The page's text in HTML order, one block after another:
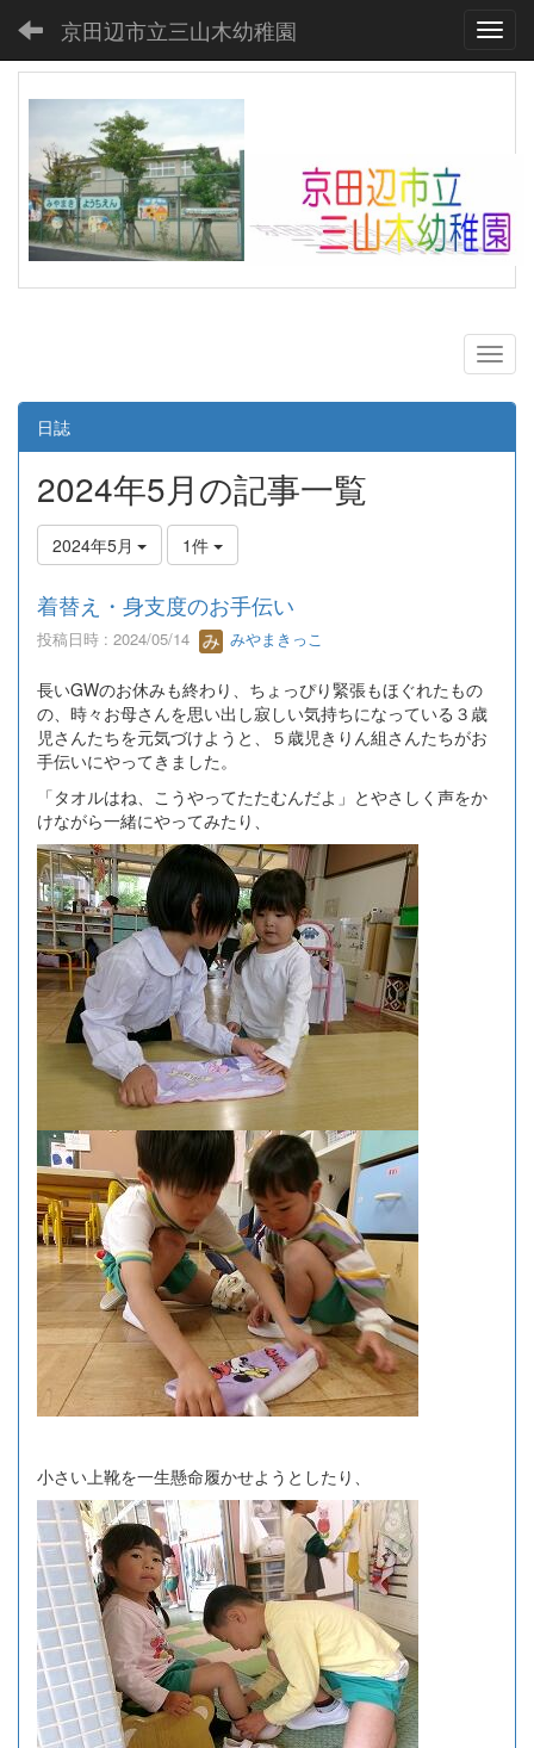
京田辺市立三山木幼稚園
日誌
2024年5月の記事一覧
2024年5月 1件
着替え・身支度のお手伝い
投稿日時 : 2024/05/14 みやまきっこ
長いGWのお休みも終わり、ちょっぴり緊張もほぐれたもの
の、時々お母さんを思い出し寂しい気持ちになっている３歳
児さんたちを元気づけようと、５歳児きりん組さんたちがお
手伝いにやってきました。
「タオルはね、こうやってたたむんだよ」とやさしく声をか
けながら一緒にやってみたり、
小さい上靴を一生懸命履かせようとしたり、